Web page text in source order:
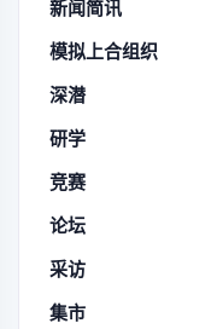
新闻简讯
模拟上合组织
深潜
研学
竞赛
论坛
采访
集市